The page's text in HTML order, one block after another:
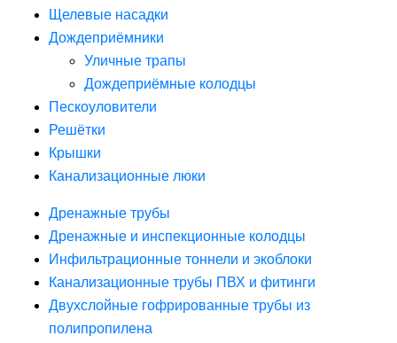
Щелевые насадки
Дождеприёмники
Уличные трапы
Дождеприёмные колодцы
Пескоуловители
Решётки
Крышки
Канализационные люки
Дренажные трубы
Дренажные и инспекционные колодцы
Инфильтрационные тоннели и экоблоки
Канализационные трубы ПВХ и фитинги
Двухслойные гофрированные трубы из
полипропилена